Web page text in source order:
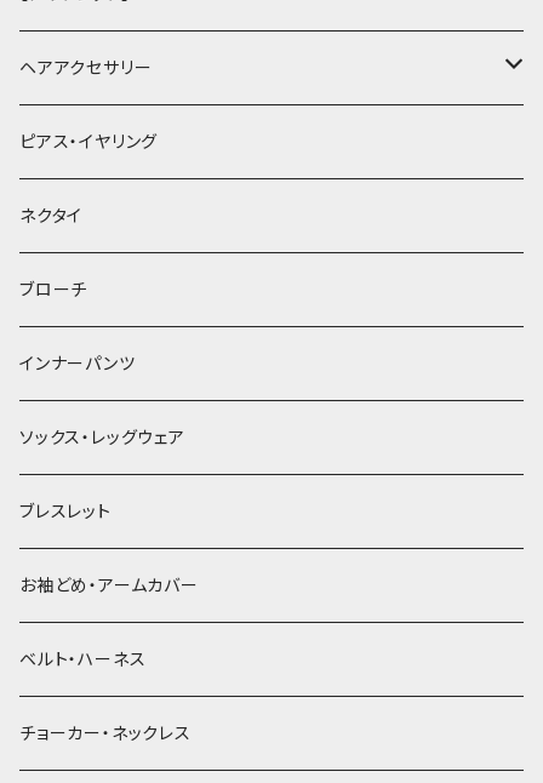
ヘアアクセサリー
ヘアクリップ
ヘッドドレス・カチューシャ
ヘアゴム
簪
ピアス・イヤリング
ネクタイ
ブローチ
インナーパンツ
ソックス・レッグウェア
ブレスレット
お袖どめ・アームカバー
ベルト・ハーネス
チョーカー・ネックレス